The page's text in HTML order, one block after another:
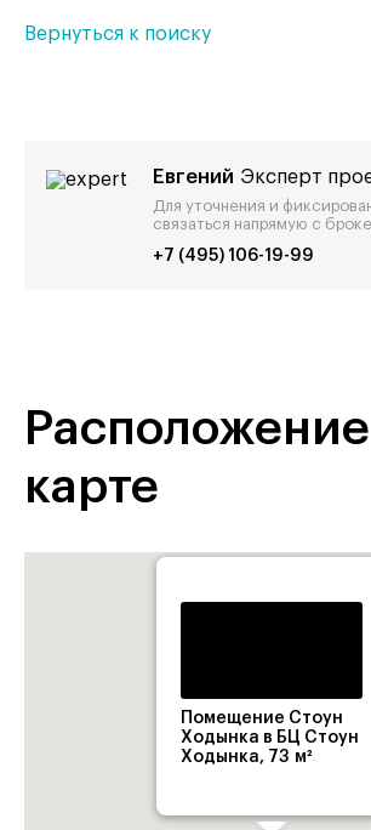
Вернуться к поиску
Евгений Эксперт
Для уточнения и
связаться напрямую с
+7 (495) 106-19-99
карте
Помещение Стоун
Ходынка в БЦ Стоун
Ходынка, 73 м²